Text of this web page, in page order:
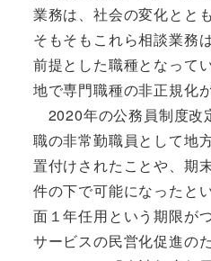
業務は、社会の変化とと
そもそもこれら相談業務
前提とした職種となって
地で専門職種の非正規化
2020年の公務員制度改
職の非常勤職員として地
置付けされたことや、期
件の下で可能になったと
面１年任用という期限が
サービスの民営化促進の